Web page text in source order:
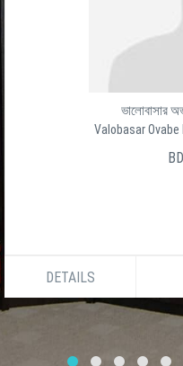
ভালোবাসার
Valobasar
DETAILS